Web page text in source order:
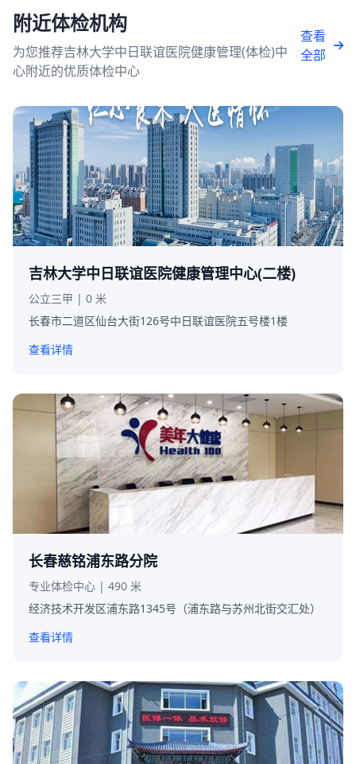
附近体检机构
为您推荐吉林大学中日联谊医院健康管理(体检)中
心附近的优质体检中心
查看
全部
吉林大学中日联谊医院健康管理中心(二楼)
公立三甲 | 0 米
长春市二道区仙台大街126号中日联谊医院五号楼1楼
查看详情
长春慈铭浦东路分院
专业体检中心 | 490 米
经济技术开发区浦东路1345号（浦东路与苏州北街交汇处）
查看详情